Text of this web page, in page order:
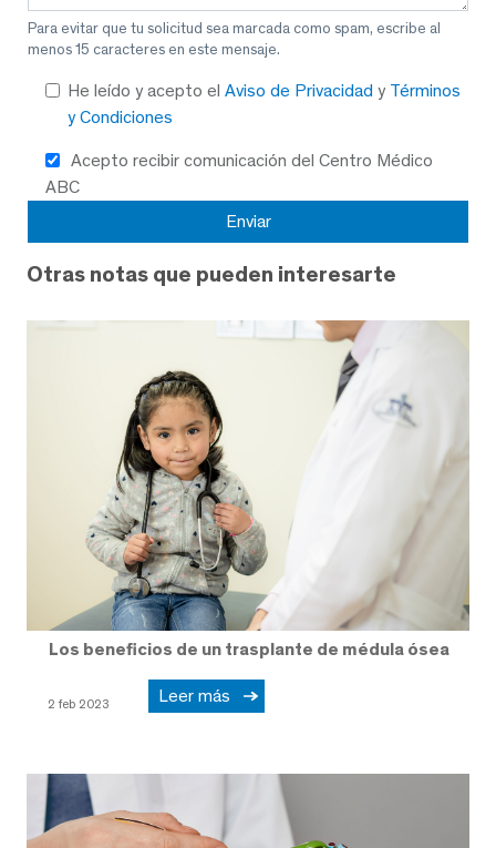
Para evitar que tu solicitud sea marcada como spam, escribe al
menos 15 caracteres en este mensaje.
He leído y acepto el Aviso de Privacidad y Términos
y Condiciones
Acepto recibir comunicación del Centro Médico
ABC
Otras notas que pueden interesarte
Los beneficios de un trasplante de médula ósea
2 feb 2023 Leer más